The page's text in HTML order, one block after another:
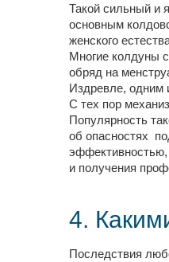
Такой сильный и
основным
женского
Многие колдуны
обряд на
Издревле, одним
С тех пор
Популярность
об опасностях
эффективностью,
и получения
4.
Последствия